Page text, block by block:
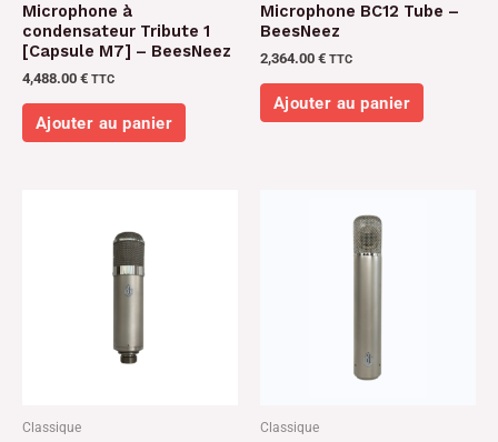
Microphone à
condensateur Tribute 1
[Capsule M7] – BeesNeez
4,488.00 € TTC
Ajouter au panier
Microphone BC12 Tube –
BeesNeez
2,364.00 € TTC
Ajouter au panier
Classique Classique